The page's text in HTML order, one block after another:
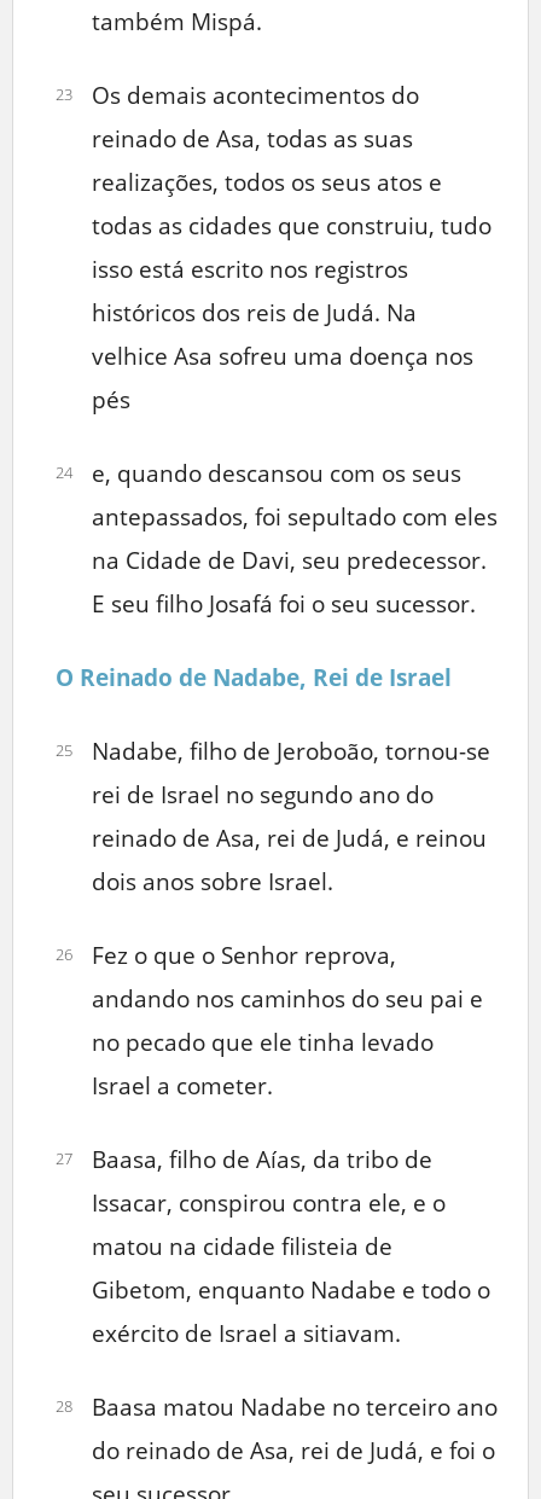
também Mispá.
23
Os demais acontecimentos do
reinado de Asa, todas as suas
realizações, todos os seus atos e
todas as cidades que construiu, tudo
isso está escrito nos registros
históricos dos reis de Judá. Na
velhice Asa sofreu uma doença nos
pés
24
e, quando descansou com os seus
antepassados, foi sepultado com eles
na Cidade de Davi, seu predecessor.
E seu filho Josafá foi o seu sucessor.
O Reinado de Nadabe, Rei de Israel
25
Nadabe, filho de Jeroboão, tornou-se
rei de Israel no segundo ano do
reinado de Asa, rei de Judá, e reinou
dois anos sobre Israel.
26
Fez o que o Senhor reprova,
andando nos caminhos do seu pai e
no pecado que ele tinha levado
Israel a cometer.
27
Baasa, filho de Aías, da tribo de
Issacar, conspirou contra ele, e o
matou na cidade filisteia de
Gibetom, enquanto Nadabe e todo o
exército de Israel a sitiavam.
28
Baasa matou Nadabe no terceiro ano
do reinado de Asa, rei de Judá, e foi o